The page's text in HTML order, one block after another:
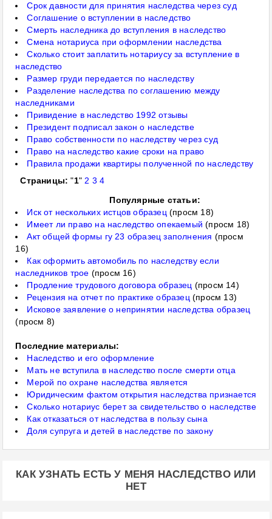
Срок давности для принятия наследства через суд
Соглашение о вступлении в наследство
Смерть наследника до вступления в наследство
Смена нотариуса при оформлении наследства
Сколько стоит заплатить нотариусу за вступление в
наследство
Размер груди передается по наследству
Разделение наследства по соглашению между
наследниками
Привидение в наследство 1992 отзывы
Президент подписал закон о наследстве
Право собственности по наследству через суд
Право на наследство какие сроки на право
Правила продажи квартиры полученной по наследству
Страницы: "1"2 3 4
Популярные статьи:
Иск от нескольких истцов образец(просм 18)
Имеет ли право на наследство опекаемый (просм 18)
Акт общей формы гу 23 образец заполнения (просм
16)
Как оформить автомобиль по наследству если
наследников трое (просм 16)
Продление трудового договора образец (просм 14)
Рецензия на отчет по практике образец(просм 13)
Исковое заявление о непринятии наследства образец
(просм 8)
Последние материалы:
Наследство и его оформление
Мать не вступила в наследство после смерти отца
Мерой по охране наследства является
Юридическим фактом открытия наследства признается
Сколько нотариус берет за свидетельство о наследстве
Как отказаться от наследства в пользу сына
Доля супруга и детей в наследстве по закону
КАК УЗНАТЬ ЕСТЬ У МЕНЯ НАСЛЕДСТВО ИЛИ
НЕТ